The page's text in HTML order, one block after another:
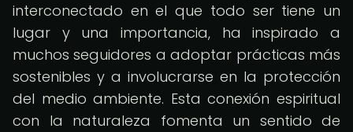
interconectado en el que todo ser tiene un
lugar y una importancia, ha inspirado a
muchos seguidores a adoptar prácticas más
sostenibles y a involucrarse en la protección
del medio ambiente. Esta conexión espiritual
con la naturaleza fomenta un sentido de